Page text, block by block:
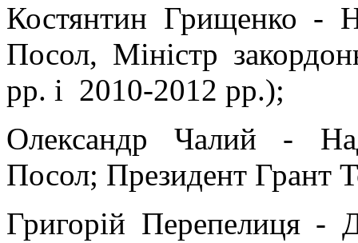
Костянтин Грищенко -
Посол, Міністр
рр. і 2010-2012 рр.);
Олександр Чалий -
Посол; Президент Грант
Григорій Перепелиця -